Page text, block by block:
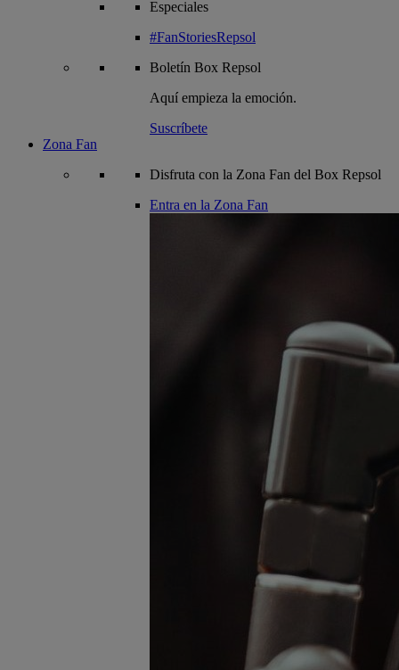
Especiales
#FanStoriesRepsol
Boletín Box Repsol
Aquí empieza la emoción.
Suscríbete
Zona Fan
Disfruta con la Zona Fan del Box Repsol
Entra en la Zona Fan